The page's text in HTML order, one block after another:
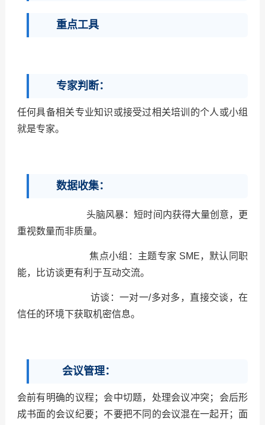
重点工具
专家判断：
任何具备相关专业知识或接受过相关培训的个人或小组
就是专家。
数据收集：
头脑风暴：短时间内获得大量创意，更
重视数量而非质量。
焦点小组：主题专家 SME，默认同职
能，比访谈更有利于互动交流。
访谈：一对一/多对多，直接交谈，在
信任的环境下获取机密信息。
会议管理：
会前有明确的议程；会中切题，处理会议冲突；会后形
成书面的会议纪要；不要把不同的会议混在一起开；面